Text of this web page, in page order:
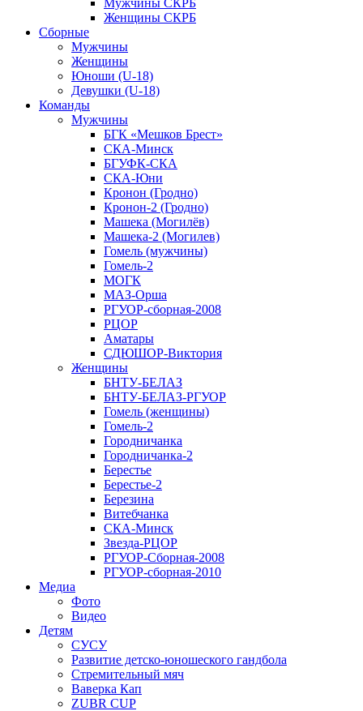
Мужчины СКРБ
Женщины СКРБ
Сборные
Мужчины
Женщины
Юноши (U-18)
Девушки (U-18)
Команды
Мужчины
БГК «Мешков Брест»
СКА-Минск
БГУФК-СКА
СКА-Юни
Кронон (Гродно)
Кронон-2 (Гродно)
Машека (Могилёв)
Машека-2 (Могилев)
Гомель (мужчины)
Гомель-2
МОГК
МАЗ-Орша
РГУОР-сборная-2008
РЦОР
Аматары
СДЮШОР-Виктория
Женщины
БНТУ-БЕЛАЗ
БНТУ-БЕЛАЗ-РГУОР
Гомель (женщины)
Гомель-2
Городничанка
Городничанка-2
Берестье
Берестье-2
Березина
Витебчанка
СКА-Минск
Звезда-РЦОР
РГУОР-Сборная-2008
РГУОР-сборная-2010
Медиа
Фото
Видео
Детям
СУСУ
Развитие детско-юношеского гандбола
Стремительный мяч
Ваверка Кап
ZUBR CUP